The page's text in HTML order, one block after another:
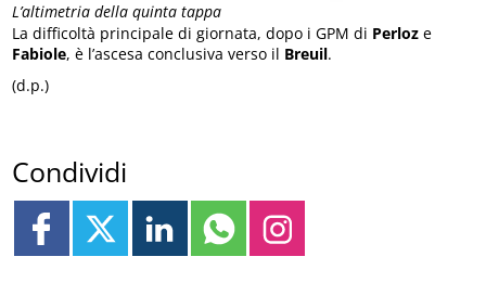
L’altimetria della quinta tappa
La difficoltà principale di giornata, dopo i GPM di Perloz e
Fabiole, è l’ascesa conclusiva verso il Breuil.
(d.p.)
Condividi